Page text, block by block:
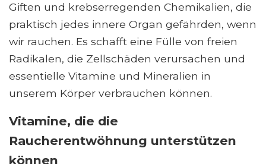
Giften und krebserregenden Chemikalien, die
praktisch jedes innere Organ gefährden, wenn
wir rauchen. Es schafft eine Fülle von freien
Radikalen, die Zellschäden verursachen und
essentielle Vitamine und Mineralien in
unserem Körper verbrauchen können.
Vitamine, die die
Raucherentwöhnung unterstützen
können